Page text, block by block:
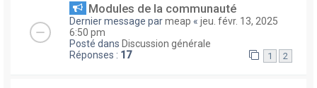
Modules de la communauté
Dernier message parmeap « jeu. févr. 13, 2025
6:50 pm
Posté dans Discussion générale
Réponses : 17 1 2